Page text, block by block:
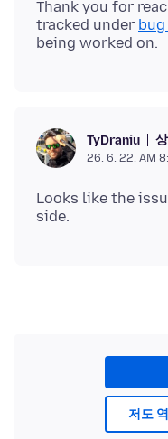
Thank you for
tracked under
TyDraniu
26. 6. 22. AM
Looks like the
저도